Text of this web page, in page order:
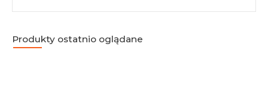
Produkty ostatnio oglądane